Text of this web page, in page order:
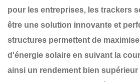
pour les entreprises, les trackers
être une solution innovante et
structures permettent de
d'énergie solaire en suivant la
ainsi un rendement bien